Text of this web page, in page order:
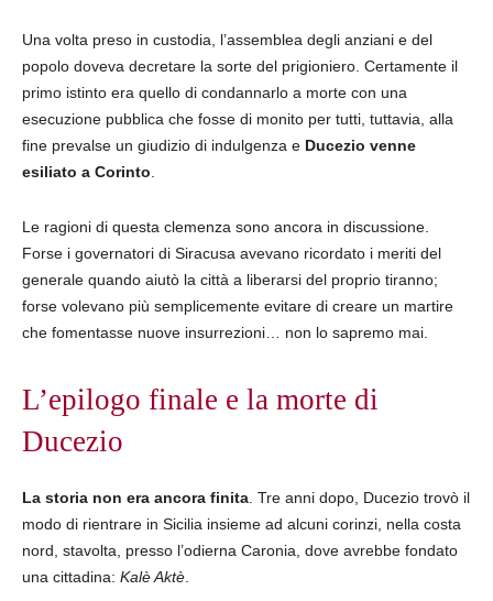
Una volta preso in custodia, l’assemblea degli anziani e del
popolo doveva decretare la sorte del prigioniero. Certamente il
primo istinto era quello di condannarlo a morte con una
esecuzione pubblica che fosse di monito per tutti, tuttavia, alla
fine prevalse un giudizio di indulgenza e Ducezio venne
esiliato a Corinto
Le ragioni di questa clemenza sono ancora in discussione.
Forse i governatori di Siracusa avevano ricordato i meriti del
generale quando aiutò la città a liberarsi del proprio tiranno;
forse volevano più semplicemente evitare di creare un martire
che fomentasse nuove insurrezioni… non lo sapremo mai.
L’epilogo finale e la morte di
Ducezio
La storia non era ancora finita . Tre anni dopo, Ducezio trovò il
modo di rientrare in Sicilia insieme ad alcuni corinzi, nella costa
nord, stavolta, presso l’odierna Caronia, dove avrebbe fondato
una cittadina: Kalè Aktè